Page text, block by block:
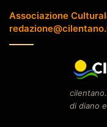
Associazione
di diano